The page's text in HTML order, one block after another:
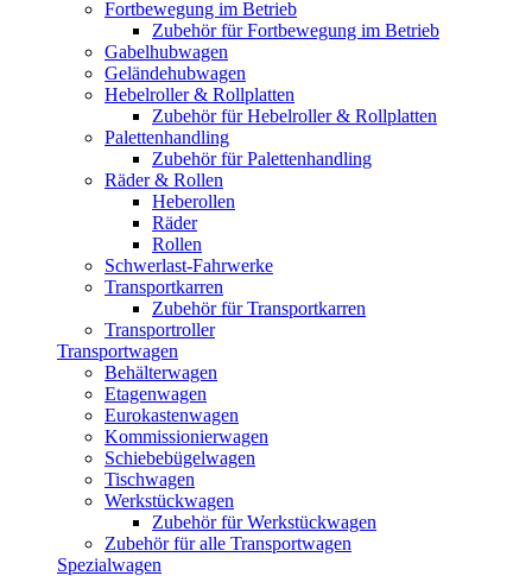
Fortbewegung im Betrieb
Zubehör für Fortbewegung im Betrieb
Gabelhubwagen
Geländehubwagen
Hebelroller & Rollplatten
Zubehör für Hebelroller & Rollplatten
Palettenhandling
Zubehör für Palettenhandling
Räder & Rollen
Heberollen
Räder
Rollen
Schwerlast-Fahrwerke
Transportkarren
Zubehör für Transportkarren
Transportroller
Transportwagen
Behälterwagen
Etagenwagen
Eurokastenwagen
Kommissionierwagen
Schiebebügelwagen
Tischwagen
Werkstückwagen
Zubehör für Werkstückwagen
Zubehör für alle Transportwagen
Spezialwagen